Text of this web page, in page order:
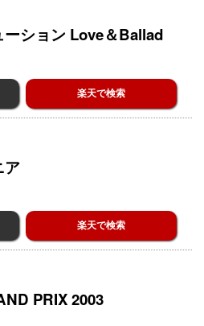
ーション Love＆Ballad
楽天で検索
ア
楽天で検索
PRIX 2003